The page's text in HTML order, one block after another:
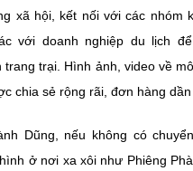
xã hội, kết nối với các nhóm
với doanh nghiệp du lịch
trang trại. Hình ảnh, video về
chia sẻ rộng rãi, đơn hàng
Dũng, nếu không có
ở nơi xa xôi như Phiêng